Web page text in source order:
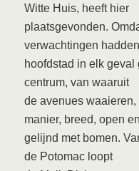
Witte Huis, heeft hier
plaatsgevonden.
verwachtingen
hoofdstad in elk
centrum, van waaruit
de avenues
manier, breed, open en
gelijnd met bomen.
de Potomac loopt